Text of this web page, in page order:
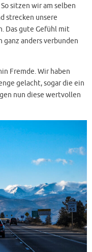
sitzen wir am selben
strecken unsere
Das gute Gefühl mit
anders verbunden
Fremde. Wir haben
gelacht, sogar die ein
nun diese wertvollen